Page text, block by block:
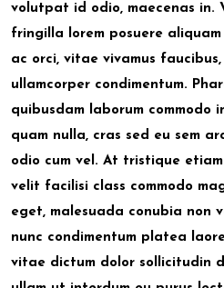
volutpat id odio, maecenas in.
fringilla lorem posuere
ac orci, vitae vivamus
ullamcorper condimentum.
quibusdam laborum commodo
quam nulla, cras sed eu sem
odio cum vel. At tristique
velit facilisi class commodo
eget, malesuada conubia non
nunc condimentum platea
vitae dictum dolor sollicitudin